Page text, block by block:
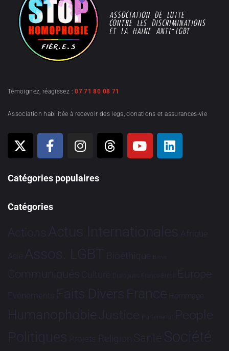
Témoignez, réagissez :07 71 80 08 71
Association habilitée à recevoir des legs, donations et assurances-vie
Catégories populaires
Catégories
Actions Actus Internationales Afrique
Asie Assos. LGBT Bioéthique Brève
Communiqués Culture Dialogues France-Brésil Europe
Evénements Faits Divers France Hommage
HumanophobieJustice Partenariat People
Politiques Projets Religion Santé Société